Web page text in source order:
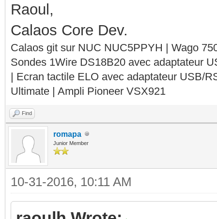
Raoul,
Calaos Core Dev.
Calaos git sur NUC NUC5PPYH | Wago
Sondes 1Wire DS18B20 avec adaptateur
| Ecran tactile ELO avec adaptateur USB/
Ultimate | Ampli Pioneer VSX921
Find
romapa
Junior Member
10-31-2016, 10:11 AM